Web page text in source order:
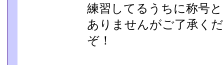
練習してるうちに称号
ありませんがご了承く
ぞ！